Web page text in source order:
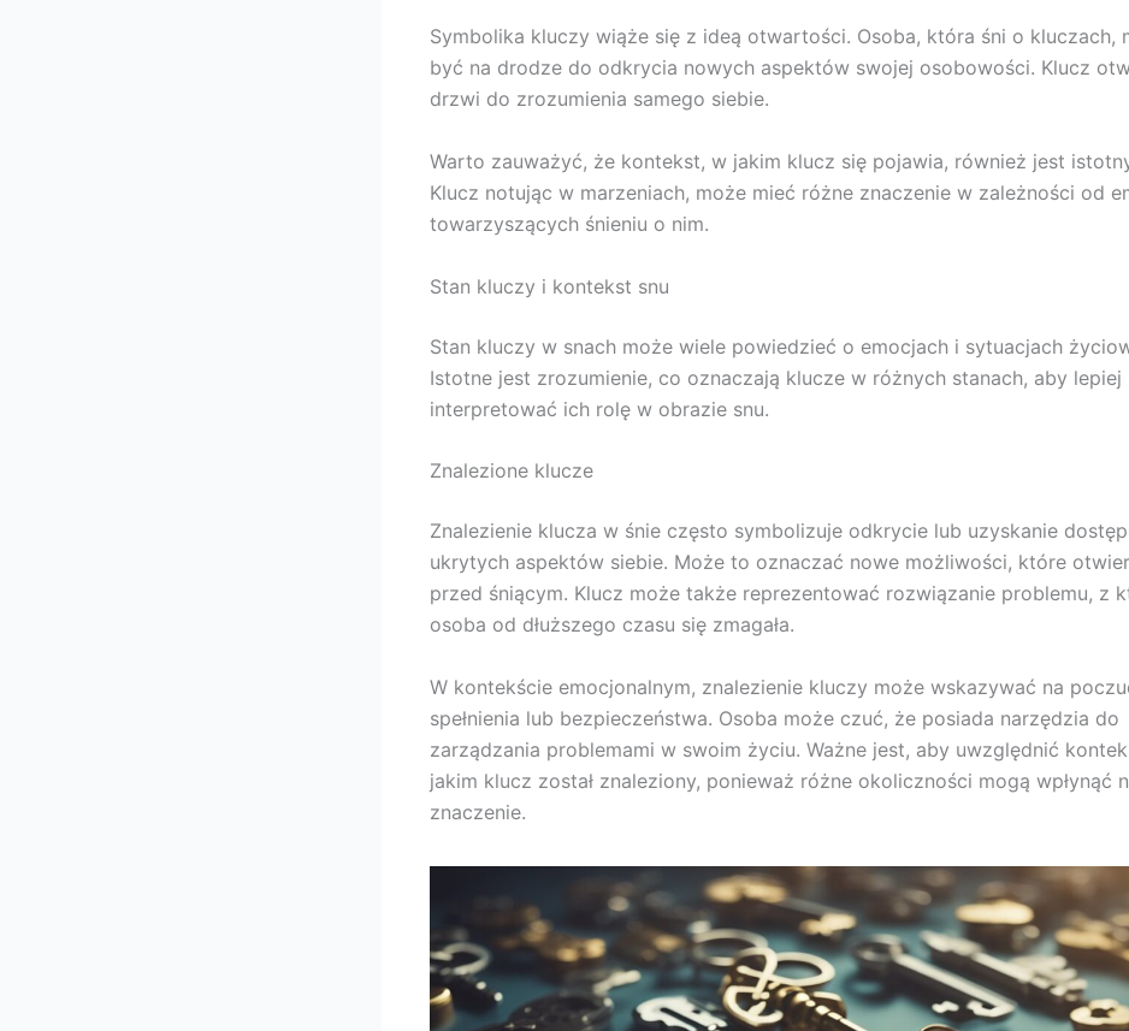
Symbolika kluczy wiąże się z ideą otwartości. Osoba, która śni o kluczach,
być na drodze do odkrycia nowych aspektów swojej osobowości. Klucz
drzwi do zrozumienia samego siebie.
Warto zauważyć, że kontekst, w jakim klucz się pojawia, również jest
Klucz notując w marzeniach, może mieć różne znaczenie w zależności od
towarzyszących śnieniu o nim.
Stan kluczy i kontekst snu
Stan kluczy w snach może wiele powiedzieć o emocjach i sytuacjach
Istotne jest zrozumienie, co oznaczają klucze w różnych stanach, aby lepiej
interpretować ich rolę w obrazie snu.
Znalezione klucze
Znalezienie klucza w śnie często symbolizuje odkrycie lub uzyskanie
ukrytych aspektów siebie. Może to oznaczać nowe możliwości, które
przed śniącym. Klucz może także reprezentować rozwiązanie problemu, z
osoba od dłuższego czasu się zmagała.
W kontekście emocjonalnym, znalezienie kluczy może wskazywać na
spełnienia lub bezpieczeństwa. Osoba może czuć, że posiada narzędzia do
zarządzania problemami w swoim życiu. Ważne jest, aby uwzględnić
jakim klucz został znaleziony, ponieważ różne okoliczności mogą wpłynąć
znaczenie.